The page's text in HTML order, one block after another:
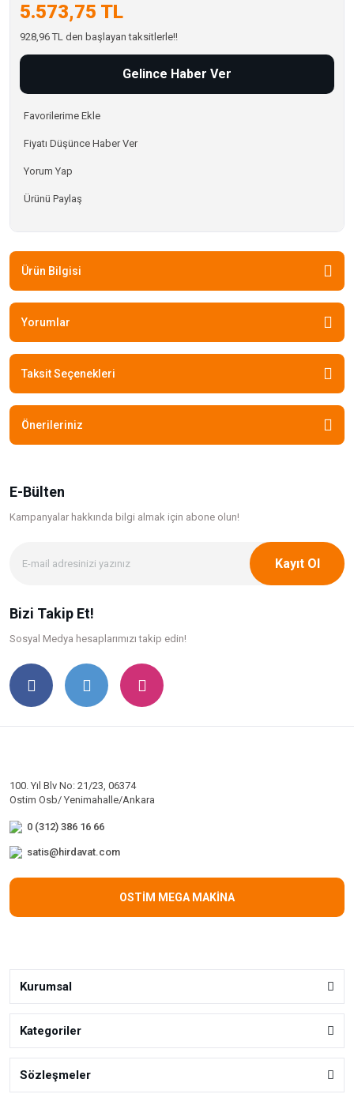
5.573,75 TL
928,96 TL den başlayan taksitlerle!!
Gelince Haber Ver
Fiyatı Düşünce Haber Ver
Yorum Yap
Ürünü Paylaş
Ürün Bilgisi
Yorumlar
Taksit Seçenekleri
Önerileriniz
E-Bülten
Kampanyalar hakkında bilgi almak için abone olun!
Kayıt Ol
Bizi Takip Et!
Sosyal Medya hesaplarımızı takip edin!
100. Yıl Blv No: 21/23, 06374
Ostim Osb/ Yenimahalle/Ankara
0 (312) 386 16 66
satis@hirdavat.com
OSTİM MEGA MAKİNA
Kurumsal
Kategoriler
Sözleşmeler